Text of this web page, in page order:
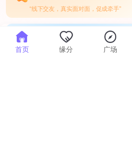
“线下交友，真实面对面，促成牵手”
“恋爱知识分享，祝您早日脱单”
首页 缘分 广场